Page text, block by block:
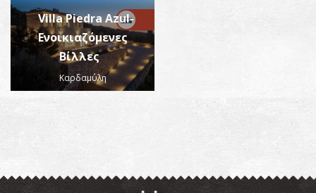
Villa Piedra Azul-
Ενοικιαζόμενες
Βίλλες
Καρδαμύλη